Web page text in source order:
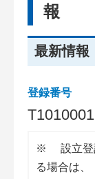
報
最新情報
登録番号
T1010001
※
設立
る場合は、